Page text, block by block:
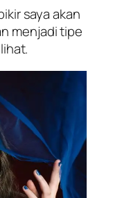
saya akan
menjadi tipe